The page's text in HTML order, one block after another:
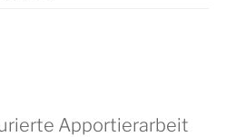
Apportierarbeit